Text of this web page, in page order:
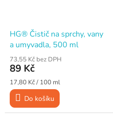
HG® Čistič na sprchy, vany
a umyvadla, 500 ml
73,55 Kč bez DPH
89 Kč
Měrná
cena:
17,80 Kč / 100 ml
Do košíku